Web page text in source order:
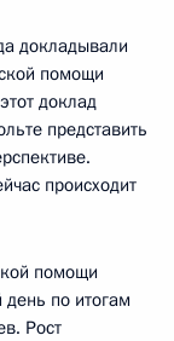
докладывали
помощи
доклад
представить
происходит
помощи
по итогам
Рост